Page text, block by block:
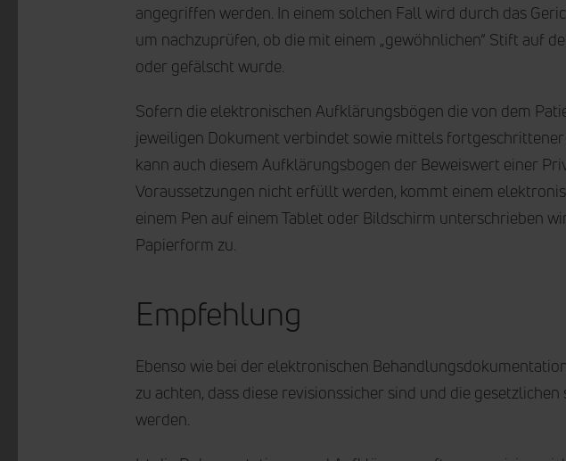
angegriffen werden. In einem solchen Fall wird durch das
um nachzuprüfen, ob die mit einem „gewöhnlichen“ Stift auf
oder gefälscht wurde.
Sofern die elektronischen Aufklärungsbögen die von dem
jeweiligen Dokument verbindet sowie mittels
kann auch diesem Aufklärungsbogen der Beweiswert einer
Voraussetzungen nicht erfüllt werden, kommt einem
einem Pen auf einem Tablet oder Bildschirm unterschrieben
Papierform zu.
Empfehlung
Ebenso wie bei der elektronischen
zu achten, dass diese revisionssicher sind und die
werden.